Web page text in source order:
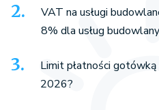
VAT na usługi
8% dla usług
Limit płatności
2026?